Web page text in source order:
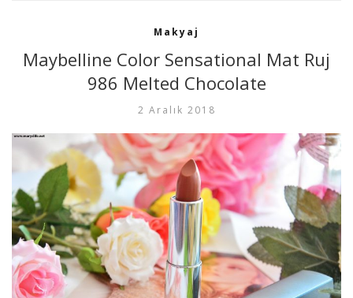
Makyaj
Maybelline Color Sensational Mat Ruj
986 Melted Chocolate
2 Aralık 2018